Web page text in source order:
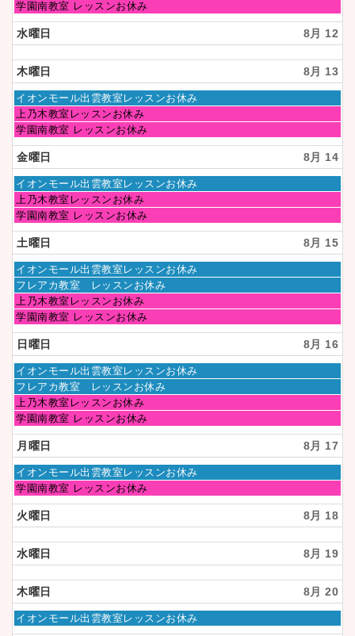
8
月
11th
日,
月
2026
火
日,
8
11th
2026
学園南教室 レッスンお休み
水曜日 8月 12
木曜日 8月 13
木
曜
日,
8
月
13th
イオンモール出雲教室レッスンお休み
木
曜
日,
8
月
13th
2026
上乃木教室レッスンお休み
木
日,
8
月
13th
2026
学園南教室 レッスンお休み
金曜日 8月 14
金
曜
日,
8
月
14th
イオンモール出雲教室レッスンお休み
金
曜
日,
月
14th
2026
上乃木教室レッスンお休み
金
日,
8
月
14th
2026
学園南教室 レッスンお休み
土曜日 8月 15
土
曜
日,
8
月
15th
2026
イオンモール出雲教室レッスンお休み
土
曜
日,
8
月
15th
フレアカ教室 レッスンお休み
土
曜
日,
8
月
15th
2026
上乃木教室レッスンお休み
土
日,
8
月
15th
2026
学園南教室 レッスンお休み
日曜日 8月 16
日
曜
日,
8
月
16th
2026
イオンモール出雲教室レッスンお休み
日
曜
日,
8
月
16th
フレアカ教室 レッスンお休み
日
曜
日,
8
月
16th
2026
上乃木教室レッスンお休み
日
日,
8
月
16th
2026
学園南教室 レッスンお休み
月曜日 8月 17
月
曜
日,
月
2026
イオンモール出雲教室レッスンお休み
月
日,
8
17th
2026
学園南教室 レッスンお休み
火曜日 8月 18
水曜日 8月 19
木曜日 8月 20
木
イオンモール出雲教室レッスンお休み